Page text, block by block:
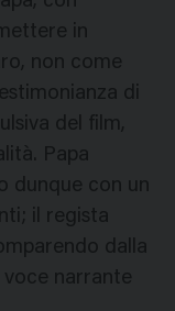
in
non come
di
del film,
Papa
dunque con un
il regista
dalla
narrante